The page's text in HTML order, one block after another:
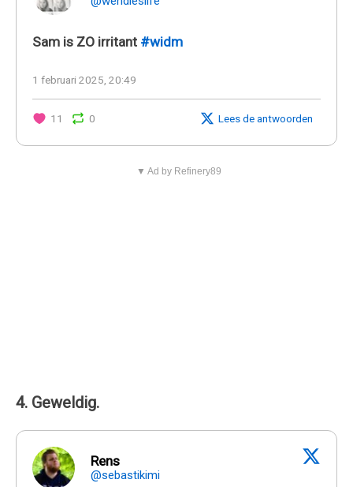
Sam is ZO irritant #widm
1 februari 2025, 20:49
11 0 Lees de antwoorden
▼ Ad by Refinery89
4. Geweldig.
Rens
@sebastikimi